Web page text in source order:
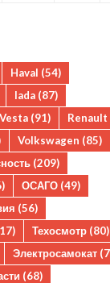
Haval (54)
lada (87)
(91) Renault
Volkswagen (85)
(209)
ОСАГО (49)
(56)
Техосмотр (80)
Электросамокат
(68)